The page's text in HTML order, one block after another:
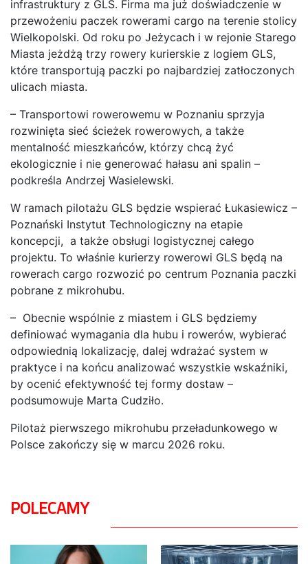
infrastruktury z GLS. Firma ma już doświadczenie w
przewożeniu paczek rowerami cargo na terenie stolicy
Wielkopolski. Od roku po Jeżycach i w rejonie Starego
Miasta jeżdżą trzy rowery kurierskie z logiem GLS,
które transportują paczki po najbardziej zatłoczonych
ulicach miasta.
– Transportowi rowerowemu w Poznaniu sprzyja
rozwinięta sieć ścieżek rowerowych, a także
mentalność mieszkańców, którzy chcą żyć
ekologicznie i nie generować hałasu ani spalin –
podkreśla Andrzej Wasielewski.
W ramach pilotażu GLS będzie wspierać Łukasiewicz –
Poznański Instytut Technologiczny na etapie
koncepcji, a także obsługi logistycznej całego
projektu. To właśnie kurierzy rowerowi GLS będą na
rowerach cargo rozwozić po centrum Poznania paczki
pobrane z mikrohubu.
– Obecnie wspólnie z miastem i GLS będziemy
definiować wymagania dla hubu i rowerów, wybierać
odpowiednią lokalizację, dalej wdrażać system w
praktyce i na końcu analizować wszystkie wskaźniki,
by ocenić efektywność tej formy dostaw –
podsumowuje Marta Cudziło.
Pilotaż pierwszego mikrohubu przeładunkowego w
Polsce zakończy się w marcu 2026 roku.
POLECAMY